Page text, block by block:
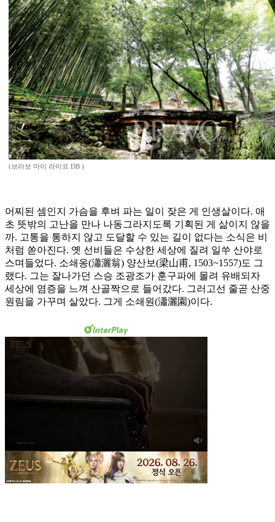
(브라보 마이 라이프 DB )
어찌된 셈인지 가슴을 후벼 파는 일이 잦은 게 인생살이다. 애
초 뜻밖의 고난을 만나 나동그라지도록 기획된 게 삶이지 않을
까. 고통을 통하지 않고 도달할 수 있는 길이 없다는 소식은 비
처럼 쏟아진다. 옛 선비들은 수상한 세상에 질려 일쑤 산야로
스며들었다. 소쇄옹(瀟灑翁) 양산보(梁山甫, 1503~1557)도 그
랬다. 그는 잘나가던 스승 조광조가 훈구파에 몰려 유배되자
세상에 염증을 느껴 산골짝으로 들어갔다. 그러고선 줄곧 산중
원림을 가꾸며 살았다. 그게 소쇄원(瀟灑園)이다.